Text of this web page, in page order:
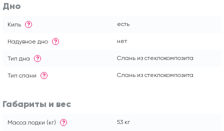
Дно
Киль ? есть
Надувное дно ? нет
Тип дна ? Слань из стеклокомпозита
Тип слани ? Слань из стеклокомпозита
Габариты и вес
Масса лодки (кг) ? 53 кг